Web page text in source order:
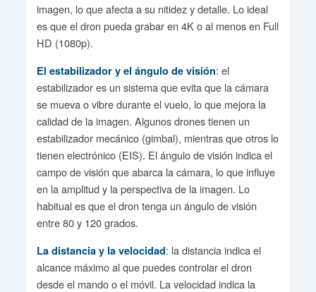
imagen, lo que afecta a su nitidez y detalle. Lo ideal
es que el dron pueda grabar en 4K o al menos en Full
HD (1080p).
El estabilizador y el ángulo de visión: el
estabilizador es un sistema que evita que la cámara
se mueva o vibre durante el vuelo, lo que mejora la
calidad de la imagen. Algunos drones tienen un
estabilizador mecánico (gimbal), mientras que otros lo
tienen electrónico (EIS). El ángulo de visión indica el
campo de visión que abarca la cámara, lo que influye
en la amplitud y la perspectiva de la imagen. Lo
habitual es que el dron tenga un ángulo de visión
entre 80 y 120 grados.
La distancia y la velocidad: la distancia indica el
alcance máximo al que puedes controlar el dron
desde el mando o el móvil. La velocidad indica la